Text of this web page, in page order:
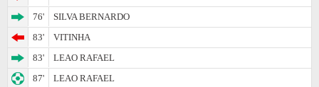
76'
SILVA BERNARDO
83'
VITINHA
83'
LEAO RAFAEL
87'
LEAO RAFAEL